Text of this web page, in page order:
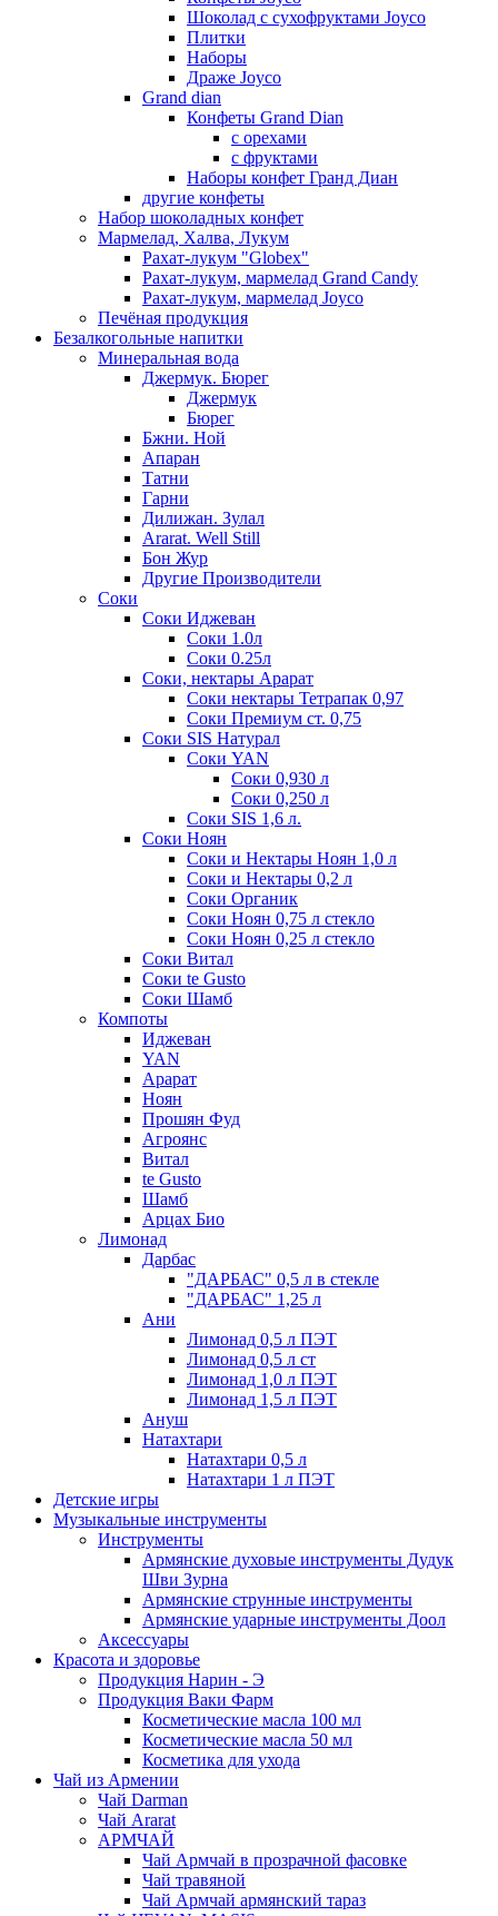
Шоколад с сухофруктами Joyco
Плитки
Наборы
Драже Joyco
Grand dian
Конфеты Grand Dian
с орехами
с фруктами
Наборы конфет Гранд Диан
другие конфеты
Набор шоколадных конфет
Мармелад, Халва, Лукум
Рахат-лукум "Globex"
Рахат-лукум, мармелад Grand Candy
Рахат-лукум, мармелад Joyco
Печёная продукция
Безалкогольные напитки
Минеральная вода
Джермук. Бюрег
Джермук
Бюрег
Бжни. Ной
Апаран
Татни
Гарни
Дилижан. Зулал
Ararat. Well Still
Бон Жур
Другие Производители
Соки
Соки Иджеван
Соки 1.0л
Соки 0.25л
Соки, нектары Арарат
Соки нектары Тетрапак 0,97
Соки Премиум ст. 0,75
Соки SIS Натурал
Соки YAN
Соки 0,930 л
Соки 0,250 л
Соки SIS 1,6 л.
Соки Ноян
Соки и Нектары Ноян 1,0 л
Соки и Нектары 0,2 л
Соки Органик
Соки Ноян 0,75 л стекло
Соки Ноян 0,25 л стекло
Соки Витал
Соки te Gusto
Соки Шамб
Компоты
Иджеван
YAN
Арарат
Ноян
Прошян Фуд
Агроянс
Витал
te Gusto
Шамб
Арцах Био
Лимонад
Дарбас
"ДАРБАС" 0,5 л в стекле
"ДАРБАС" 1,25 л
Ани
Лимонад 0,5 л ПЭТ
Лимонад 0,5 л ст
Лимонад 1,0 л ПЭТ
Лимонад 1,5 л ПЭТ
Ануш
Натахтари
Натахтари 0,5 л
Натахтари 1 л ПЭТ
Детские игры
Музыкальные инструменты
Инструменты
Армянские духовые инструменты Дудук
Шви Зурна
Армянские струнные инструменты
Армянские ударные инструменты Доол
Аксессуары
Красота и здоровье
Продукция Нарин - Э
Продукция Ваки Фарм
Косметические масла 100 мл
Косметические масла 50 мл
Косметика для ухода
Чай из Армении
Чай Darman
Чай Ararat
АРМЧАЙ
Чай Армчай в прозрачной фасовке
Чай травяной
Чай Армчай армянский тараз